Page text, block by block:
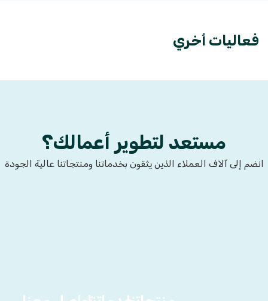
فعاليات أخري
مستعد لتطوير أعمالك؟
انضم إلى آلاف العملاء الذين يثقون بخدماتنا ومنتجاتنا عالية الجودة